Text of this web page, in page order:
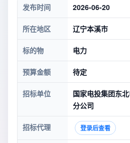
发布时间 2026-06-20
所在地区 辽宁本溪市
标的物 电力
预算金额 待定
招标单位
国家电投集团东
分公司
招标代理 登录后查看